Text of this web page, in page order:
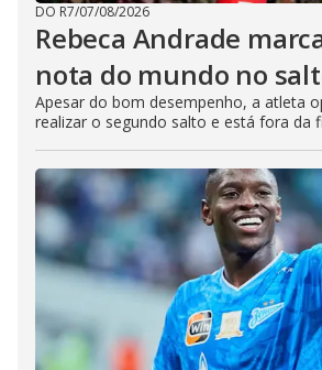
DO R7/07/08/2026
Rebeca Andrade
nota do mundo no
Apesar do bom desempenho, a atleta
realizar o segundo salto e está fora da